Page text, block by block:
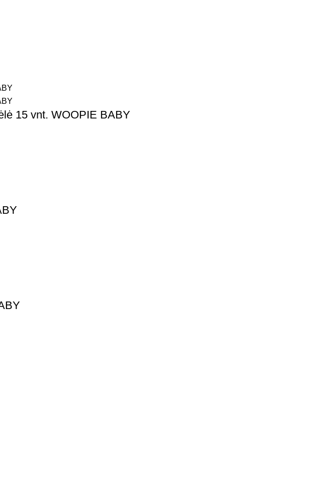
15 vnt. WOOPIE BABY